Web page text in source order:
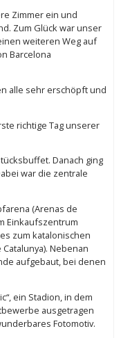
Zimmer ein und
Zum Glück war unser
weiteren Weg auf
Barcelona
alle sehr erschöpft und
richtige Tag unserer
Danach ging
war die zentrale
(Arenas de
Einkaufszentrum
zum katalonischen
Nebenan
aufgebaut, bei denen
ein Stadion, in dem
ausgetragen
Fotomotiv.